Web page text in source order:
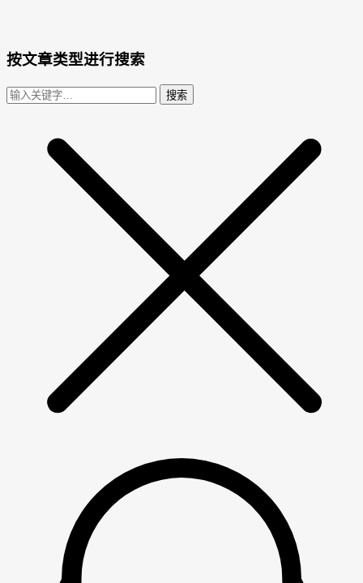
按文章类型进行搜索